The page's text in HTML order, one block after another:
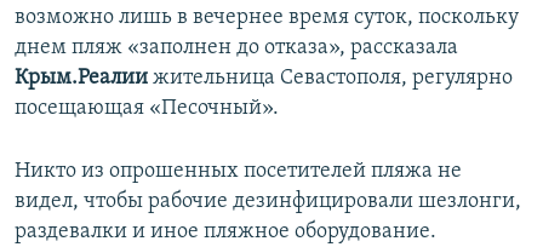
возможно лишь в вечернее время суток, поскольку
днем пляж «заполнен до отказа», рассказала
Крым.Реалии жительница Севастополя, регулярно
посещающая «Песочный».
Никто из опрошенных посетителей пляжа не
видел, чтобы рабочие дезинфицировали шезлонги,
раздевалки и иное пляжное оборудование.